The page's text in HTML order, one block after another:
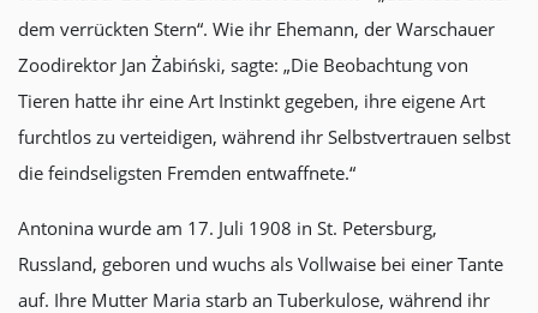
dem verrückten Stern“. Wie ihr Ehemann, der Warschauer
Zoodirektor Jan Żabiński, sagte: „Die Beobachtung von
Tieren hatte ihr eine Art Instinkt gegeben, ihre eigene Art
furchtlos zu verteidigen, während ihr Selbstvertrauen selbst
die feindseligsten Fremden entwaffnete.“
Antonina wurde am 17. Juli 1908 in St. Petersburg,
Russland, geboren und wuchs als Vollwaise bei einer Tante
auf. Ihre Mutter Maria starb an Tuberkulose, während ihr